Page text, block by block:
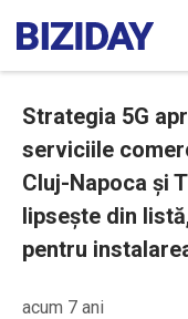
Strategia 5G
serviciile
Cluj-Napoca și
lipsește din
pentru
acum 7 ani